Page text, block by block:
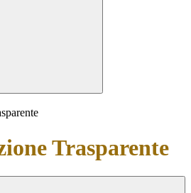
Trasparente